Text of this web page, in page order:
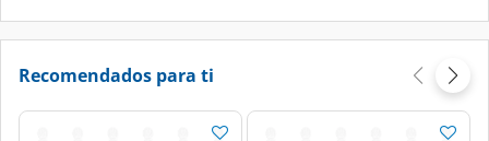
Recomendados para ti